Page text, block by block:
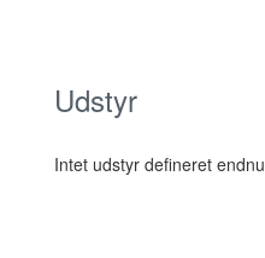
Udstyr
Intet udstyr defineret endnu